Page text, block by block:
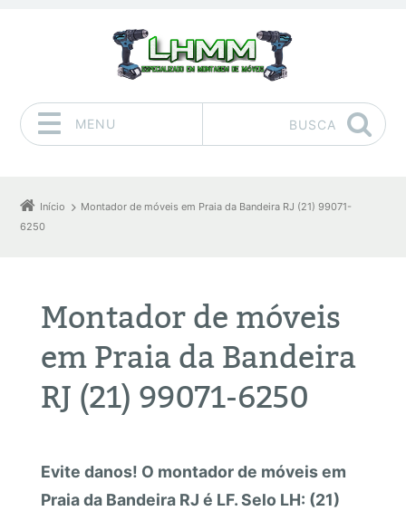
MENU BUSCA
Início
Montador de móveis em Praia da Bandeira RJ (21) 99071-
6250
Montador de móveis
em Praia da Bandeira
RJ (21) 99071-6250
Evite danos! O montador de móveis em
Praia da Bandeira RJ é LF. Selo LH: (21)